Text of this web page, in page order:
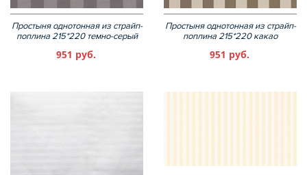
Простыня однотонная из страйп-
поплина 215*220 темно-серый
951 руб.
Простыня однотонная из страйп-
поплина 215*220 какао
951 руб.